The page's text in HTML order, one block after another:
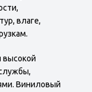
влаге,
высокой
Виниловый